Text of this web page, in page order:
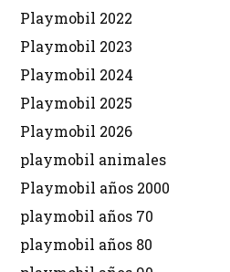
Playmobil 2022
Playmobil 2023
Playmobil 2024
Playmobil 2025
Playmobil 2026
playmobil animales
Playmobil años 2000
playmobil años 70
playmobil años 80